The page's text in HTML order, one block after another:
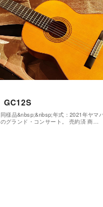
GC12S
様品&nbsp;&nbsp;年式：2021年ヤマ
グランド・コンサート。 売約済 商…